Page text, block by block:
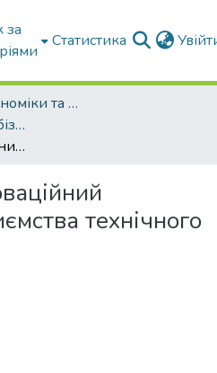
за
Статистика
Факультет Економіки та бізнесу
Кафедра Економіки і бізнесу
Інвестиції в інноваційний розвиток підприємства технічного сервісу
технічного